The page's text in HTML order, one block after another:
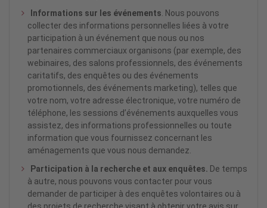
Informations sur les événements . Nous pouvons
collecter des informations personnelles liées à votre
participation à un événement que nous ou nos
partenaires commerciaux organisons (par exemple, des
webinaires, des salons professionnels, des événements
caritatifs, des enquêtes ou des événements
promotionnels, des événements marketing), telles que
votre nom, votre adresse électronique, votre numéro de
téléphone, les sessions d’événements auxquelles vous
assistez, des informations professionnelles ou toute
information que vous fournissez concernant les
aménagements que vous nous demandez.
Participation à la recherche et aux enquêtes. De temps
à autre, nous pouvons vous contacter pour vous
demander de participer à des enquêtes volontaires ou à